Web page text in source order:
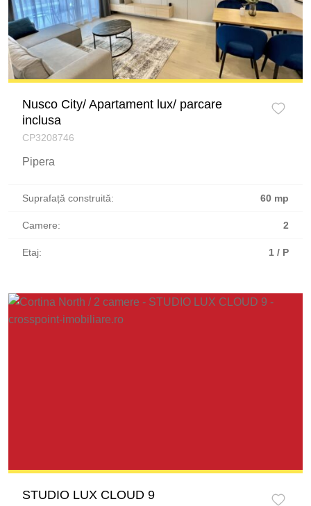
Nusco City/ Apartament lux/ parcare
inclusa
CP3208746
Pipera
Suprafață construită: 60 mp
Camere: 2
Etaj: 1 / P
STUDIO LUX CLOUD 9